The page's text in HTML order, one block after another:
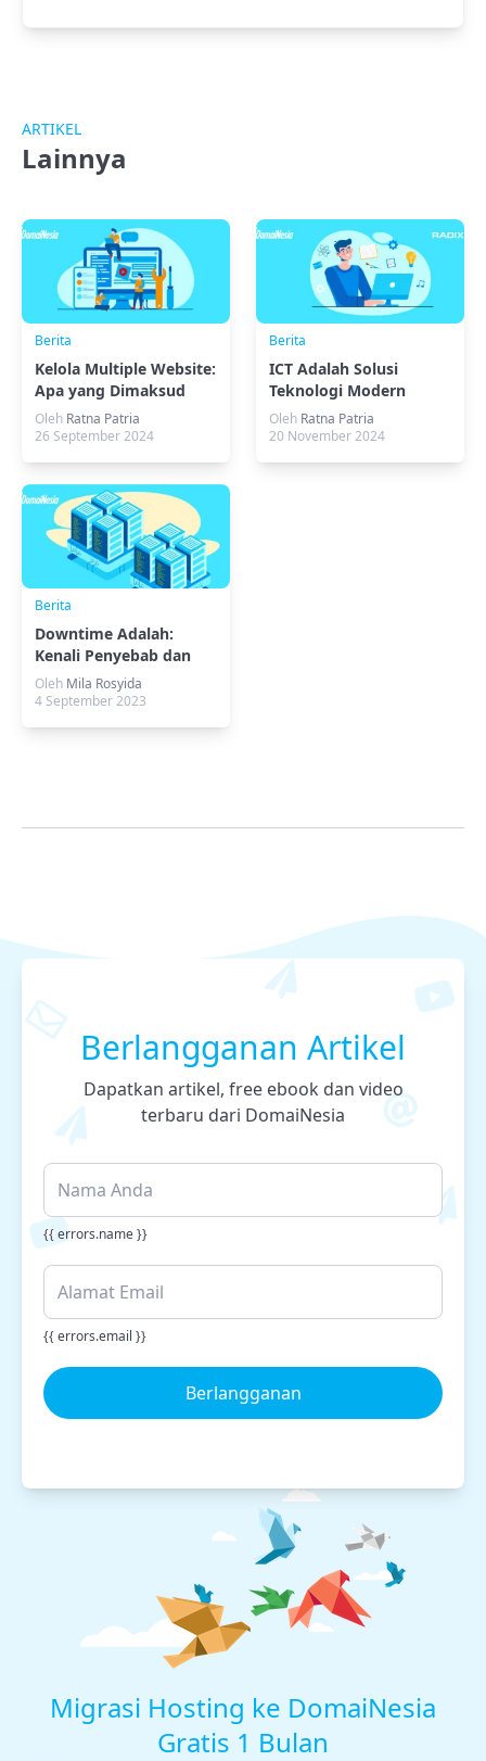
ARTIKEL
Lainnya
Berita
Kelola Multiple Website:
Apa yang Dimaksud
dan Bagaimana Caranya
Oleh Ratna Patria
26 September 2024
Berita
ICT Adalah Solusi
Teknologi Modern
Oleh Ratna Patria
20 November 2024
Berita
Downtime Adalah:
Kenali Penyebab dan
Cara Mencegahnya!
Oleh Mila Rosyida
4 September 2023
Berlangganan Artikel
Dapatkan artikel, free ebook dan video
terbaru dari DomaiNesia
{{ errors.name }}
{{ errors.email }}
Berlangganan
Migrasi Hosting ke DomaiNesia
Gratis 1 Bulan